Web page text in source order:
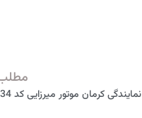
نمایندگی کرمان موتور میرزایی کد 1734 تهران